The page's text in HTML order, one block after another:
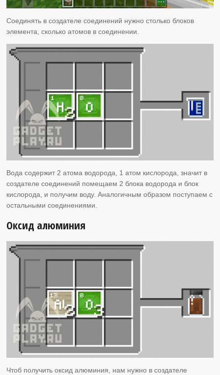
Соединять в создателе соединений нужно столько блоков
элемента, сколько атомов в соединении.
Вода содержит 2 атома водорода, 1 атом кислорода, значит в
создателе соединений помещаем 2 блока водорода и блок
кислорода, и получим воду. Аналогичным образом поступаем с
остальными соединениями.
Оксид алюминия
Чтоб получить оксид алюминия, нам нужно в создателе